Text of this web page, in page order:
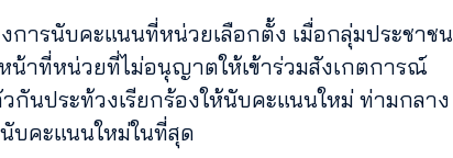
การนับคะแนนที่หน่วยเลือกตั้ง เมื่อกลุ่มประชาชน
าที่หน่วยที่ไม่อนุญาตให้เข้าร่วมสังเกตการณ์
นประท้วงเรียกร้องให้นับคะแนนใหม่ ท่ามกลาง
บคะแนนใหม่ในที่สุด